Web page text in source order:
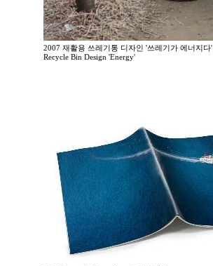
2007 재활용 쓰레기통 디자인 '쓰레기가 에너지다'
Recycle Bin Design 'Energy'